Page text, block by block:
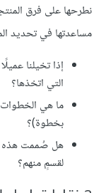
نطرحها على فرق
مساعدتها في تحديد
إذا تخيلنا
التي اتخذها؟
ما هي
بخطوة)؟
هل صُممت هذه
لقسمٍ منهم؟